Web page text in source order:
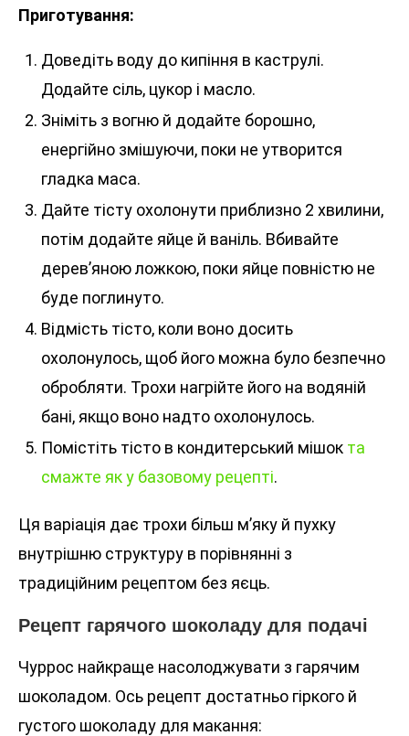
Приготування:
Доведіть воду до кипіння в каструлі.
Додайте сіль, цукор і масло.
Зніміть з вогню й додайте борошно,
енергійно змішуючи, поки не утворится
гладка маса.
Дайте тісту охолонути приблизно 2 хвилини,
потім додайте яйце й ваніль. Вбивайте
дерев’яною ложкою, поки яйце повністю не
буде поглинуто.
Відмість тісто, коли воно досить
охолонулось, щоб його можна було безпечно
обробляти. Трохи нагрійте його на водяній
бані, якщо воно надто охолонулось.
Помістіть тісто в кондитерський мішок та
смажте як у базовому рецепті.
Ця варіація дає трохи більш м’яку й пухку
внутрішню структуру в порівнянні з
традиційним рецептом без яєць.
Рецепт гарячого шоколаду для подачі
Чуррос найкраще насолоджувати з гарячим
шоколадом. Ось рецепт достатньо гіркого й
густого шоколаду для макання: